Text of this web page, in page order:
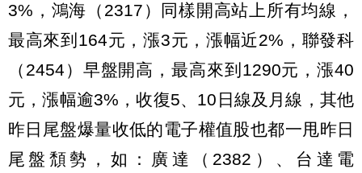
3%，鴻海（2317）同樣開高站上所有均線，
最高來到164元，漲3元，漲幅近2%，聯發科
（2454）早盤開高，最高來到1290元，漲40
元，漲幅逾3%，收復5、10日線及月線，其他
昨日尾盤爆量收低的電子權值股也都一甩昨日
尾盤頹勢，如：廣達（2382）、台達電